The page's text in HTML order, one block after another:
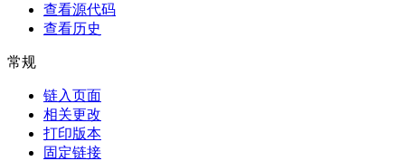
查看源代码
查看历史
常规
链入页面
相关更改
打印版本
固定链接